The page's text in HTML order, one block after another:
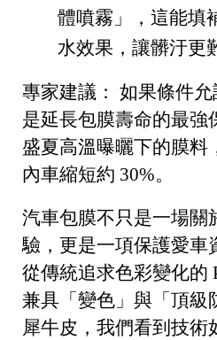
體噴霧」，這能填
水效果，讓髒汙更
專家建議： 如果條件允
是延長包膜壽命的最強
盛夏高溫曝曬下的膜料
內車縮短約 30%。
汽車包膜不只是一場關
驗，更是一項保護愛車
從傳統追求色彩變化的
兼具「變色」與「頂級
犀牛皮 ，我們看到技